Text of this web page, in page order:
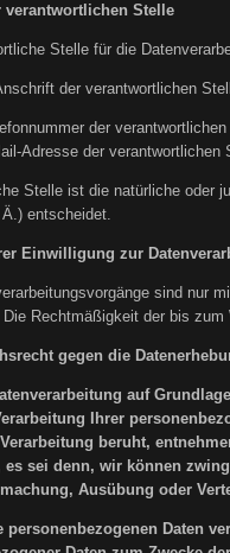
verantwortlichen Stelle
Stelle für die
der verantwortlichen
der verantwortlichen
Adresse der verantwortlichen
Stelle ist die natürliche oder
entscheidet.
Einwilligung zur
sind nur
Rechtmäßigkeit der bis
gegen die
auf
Ihrer
beruht,
es sei denn, wir können
Ausübung oder
personenbezogenen Daten